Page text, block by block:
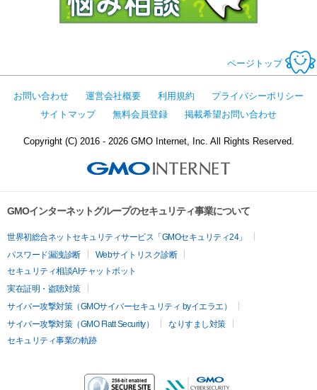
ページトップ
お問い合わせ 運営会社概要 利用規約
プライバシーポリシー
サイトマップ
無料会員登録 掲載希望お問い合わせ
Copyright (C) 2016 - 2026 GMO Internet, Inc. All Rights Reserved.
GMOインターネットグループのセキュリティ事業について
世界初総合ネットセキュリティサービス「GMOセキュリティ24」
パスワード漏洩診断
Webサイトリスク診断
セキュリティ相談AIチャットボット
実在証明・盗聴対策
サイバー攻撃対策（GMOサイバーセキュリティ byイエラエ）
サイバー攻撃対策（GMO Flatt Security）
なりすまし対策
セキュリティ事業の軌跡